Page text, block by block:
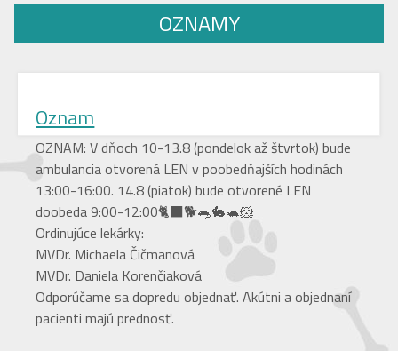
OZNAMY
Oznam
OZNAM: V dňoch 10-13.8 (pondelok až štvrtok) bude
ambulancia otvorená LEN v poobedňajších hodinách
13:00-16:00. 14.8 (piatok) bude otvorené LEN
doobeda 9:00-12:00🐈‍⬛🐕🐀🐇🐢🐹
Ordinujúce lekárky:
MVDr. Michaela Čičmanová
MVDr. Daniela Korenčiaková
Odporúčame sa dopredu objednať. Akútni a objednaní
pacienti majú prednosť.